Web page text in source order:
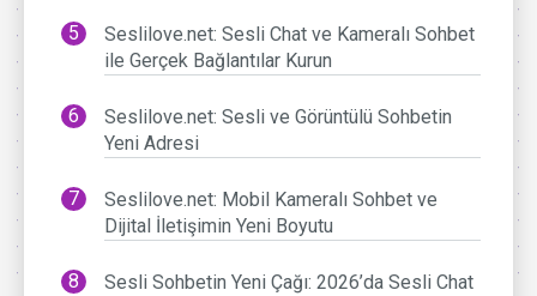
Seslilove.net: Sesli Chat ve Kameralı Sohbet
ile Gerçek Bağlantılar Kurun
Seslilove.net: Sesli ve Görüntülü Sohbetin
Yeni Adresi
Seslilove.net: Mobil Kameralı Sohbet ve
Dijital İletişimin Yeni Boyutu
Sesli Sohbetin Yeni Çağı: 2026’da Sesli Chat